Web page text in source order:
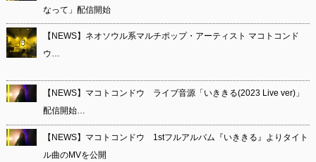
なって」配信開始
【NEWS】ネオソウル系マルチポップ・アーティスト マコトコンド
ウ…
【NEWS】マコトコンドウ ライブ音源「いききる(2023 Live ver)」
配信開始…
【NEWS】マコトコンドウ 1stフルアルバム『いききる』よりタイト
ル曲のMVを公開